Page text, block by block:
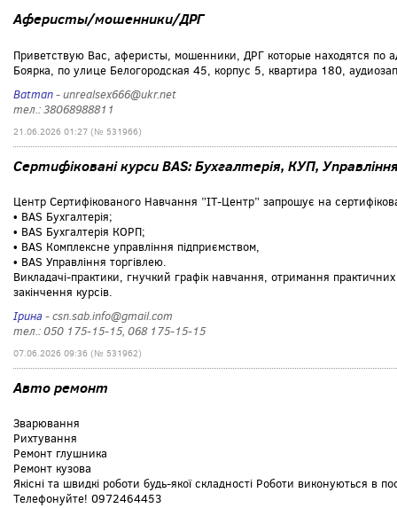
Аферисты/мошенники/ДРГ
Приветствую Вас, аферисты, мошенники, ДРГ которые находятся по
Боярка, по улице Белогородская 45, корпус 5, квартира 180,
Batman- unrealsex666@ukr.net
тел.: 38068988811
21.06.2026 01:27 (№ 531966)
Сертифіковані курси BAS: Бухгалтерія, КУП,
Центр Сертифікованого Навчання ”IT-Центр” запрошує на
• BAS Бухгалтерія;
• BAS Бухгалтерія КОРП;
• BAS Комплексне управління підприємством,
• BAS Управління торгівлею.
Викладачі-практики, гнучкий графік навчання, отримання
закінчення курсів.
Ірина - csn.sab.info@gmail.com
тел.: 050 175-15-15, 068 175-15-15
07.06.2026 09:36 (№ 531962)
Авто ремонт
Зварювання
Рихтування
Ремонт глушника
Ремонт кузова
Якісні та швидкі роботи будь-якої складності Роботи виконуються в
Телефонуйте! 0972464453